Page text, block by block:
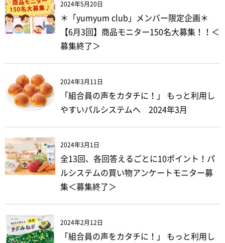
2024年5月20日
＊「yumyum club」メンバー限定企画＊
【6月3回】商品モニター150名大募集！！＜
募集終了＞
2024年3月11日
「組合員の声をカタチに！」 もっと利用し
やすいパルシステムへ 2024年3月
2024年3月1日
全13回、各回答えるごとに10ポイント！パ
ルシステムの買い物アンケートモニター募
集＜募集終了＞
2024年2月12日
「組合員の声をカタチに！」 もっと利用し